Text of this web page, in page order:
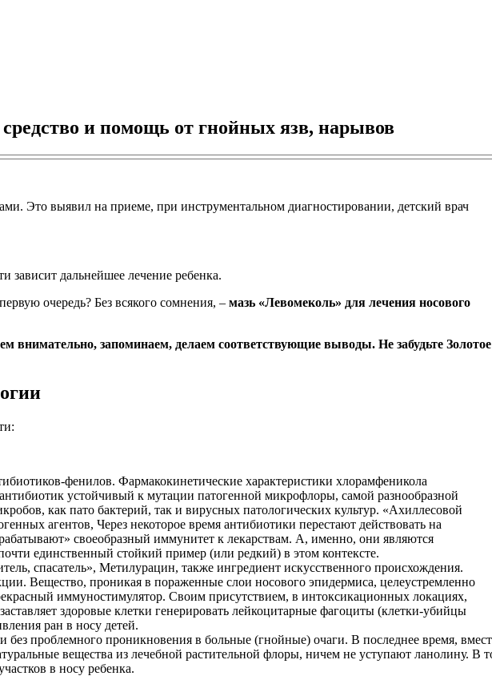
средство и помощь от гнойных язв, нарывов
Это выявил на приеме, при инструментальном диагностировании, детский врач
зависит дальнейшее лечение ребенка.
очередь? Без всякого сомнения, – мазь «Левомеколь» для лечения носового
внимательно, запоминаем, делаем соответствующие выводы. Не забудьте Золотое
фенилов. Фармакокинетические характеристики хлорамфеникола
устойчивый к мутации патогенной микрофлоры, самой разнообразной
как пато бактерий, так и вирусных патологических культур. «Ахиллесовой
агентов, Через некоторое время антибиотики перестают действовать на
своеобразный иммунитет к лекарствам. А, именно, они являются
единственный стойкий пример (или редкий) в этом контексте.
спасатель», Метилурацин, также ингредиент искусственного происхождения.
Вещество, проникая в пораженные слои носового эпидермиса, целеустремленно
иммуностимулятор. Своим присутствием, в интоксикационных локациях,
здоровые клетки генерировать лейкоцитарные фагоциты (клетки-убийцы
ран в носу детей.
проблемного проникновения в больные (гнойные) очаги. В последнее время,
вещества из лечебной растительной флоры, ничем не уступают ланолину. В
в носу ребенка.